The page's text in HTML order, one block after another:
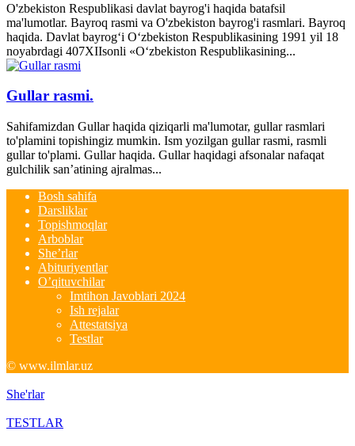
O'zbekiston Respublikasi davlat bayrog'i haqida batafsil
ma'lumotlar. Bayroq rasmi va O'zbekiston bayrog'i rasmlari. Bayroq
haqida. Davlat bayrog‘i O‘zbekiston Respublikasining 1991 yil 18
noyabrdagi 407­XII­sonli «O‘zbekiston Respublikasining...
Gullar rasmi.
Sahifamizdan Gullar haqida qiziqarli ma'lumotar, gullar rasmlari
to'plamini topishingiz mumkin. Ism yozilgan gullar rasmi, rasmli
gullar to'plami. Gullar haqida. Gullar haqidagi afsonalar nafaqat
gulchilik san’atining ajralmas...
Bosh sahifa
Darsliklar
Topishmoqlar
Arboblar
She’rlar
Abituriyentlar
O’qituvchilar
Imtihon Javoblari 2024
Ish rejalar
Attestatsiya
Testlar
© www.ilmlar.uz
She'rlar
TESTLAR